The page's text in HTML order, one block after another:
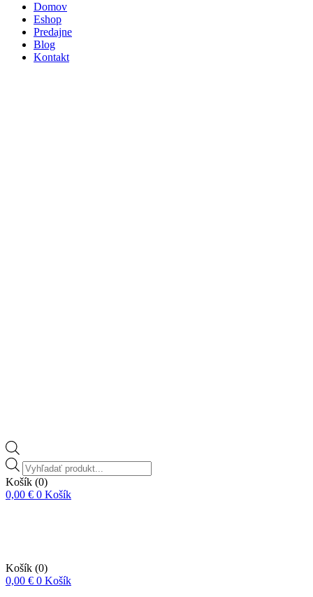
Domov
Eshop
Predajne
Blog
Kontakt
Vyhľadávanie
produktov
Košík (0)
0,00 € 0 Košík
Košík (0)
0,00 € 0 Košík